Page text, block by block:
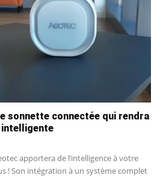
sonnette connectée qui rendra
intelligente
! Son intégration à un système complet